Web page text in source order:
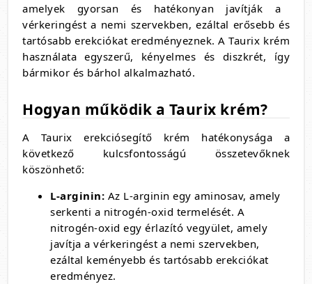
amelyek gyorsan és hatékonyan javítják a
vérkeringést a nemi szervekben, ezáltal erősebb és
tartósabb erekciókat eredményeznek. A Taurix krém
használata egyszerű, kényelmes és diszkrét, így
bármikor és bárhol alkalmazható.
Hogyan működik a Taurix krém?
A Taurix erekciósegítő krém hatékonysága a
következő kulcsfontosságú összetevőknek
köszönhető:
L-arginin: Az L-arginin egy aminosav, amely
serkenti a nitrogén-oxid termelését. A
nitrogén-oxid egy érlazító vegyület, amely
javítja a vérkeringést a nemi szervekben,
ezáltal keményebb és tartósabb erekciókat
eredményez.